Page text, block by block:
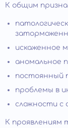
К общим
искаженное
аномальное
постоянный
проблемы в
сложности с
К проявлениям